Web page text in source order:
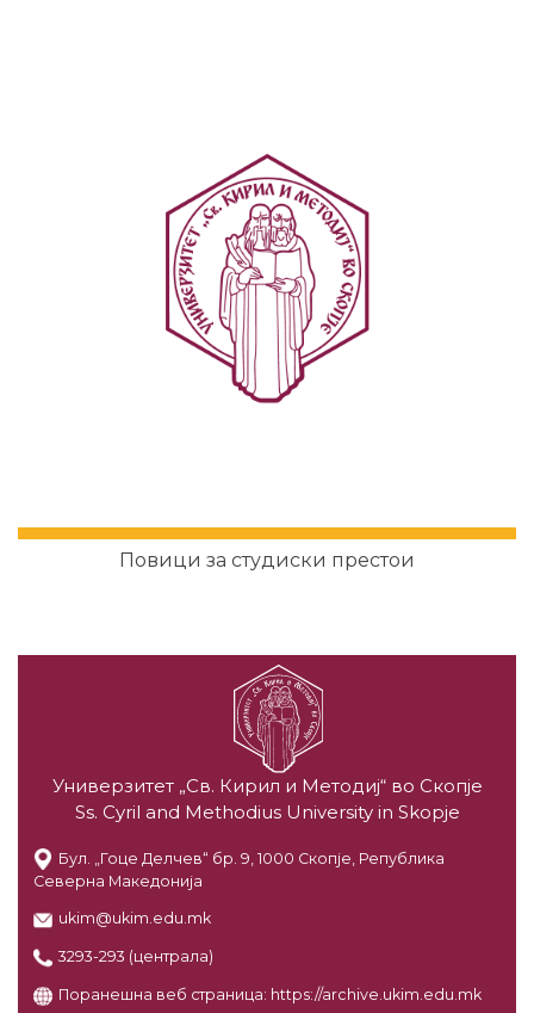
Повици за студиски престои
Универзитет „Св. Кирил и Методиј“ во Скопје
Ss. Cyril and Methodius University in Skopje
Бул. „Гоце Делчев“ бр. 9, 1000 Скопје, Република
Северна Македонија
ukim@ukim.edu.mk
3293-293 (централа)
Поранешна веб страница: https://archive.ukim.edu.mk